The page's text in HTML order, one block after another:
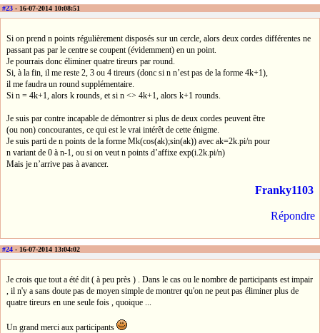
#23 - 16-07-2014 10:08:51
Si on prend n points régulièrement disposés sur un cercle, alors deux cordes différentes ne
passant pas par le centre se coupent (évidemment) en un point.
Je pourrais donc éliminer quatre tireurs par round.
Si, à la fin, il me reste 2, 3 ou 4 tireurs (donc si n n’est pas de la forme 4k+1),
il me faudra un round supplémentaire.
Si n = 4k+1, alors k rounds, et si n <> 4k+1, alors k+1 rounds.
Je suis par contre incapable de démontrer si plus de deux cordes peuvent être
(ou non) concourantes, ce qui est le vrai intérêt de cette énigme.
Je suis parti de n points de la forme Mk(cos(ak);sin(ak)) avec ak=2k.pi/n pour
n variant de 0 à n-1, ou si on veut n points d’affixe exp(i.2k.pi/n)
Mais je n’arrive pas à avancer.
Franky1103
Répondre
#24 - 16-07-2014 13:04:02
Je crois que tout a été dit ( à peu près ) . Dans le cas ou le nombre de participants est impair
, il n'y a sans doute pas de moyen simple de montrer qu'on ne peut pas éliminer plus de
quatre tireurs en une seule fois , quoique ...
Un grand merci aux participants